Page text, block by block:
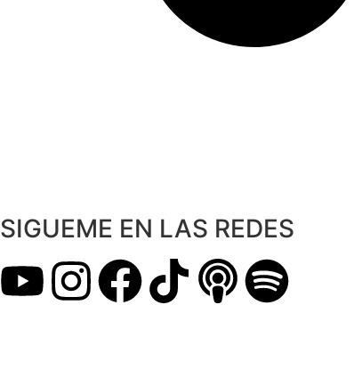
SIGUEME EN LAS REDES